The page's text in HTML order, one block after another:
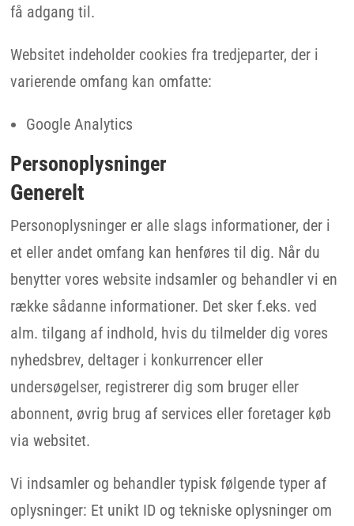
få adgang til.
Websitet indeholder cookies fra tredjeparter, der i
varierende omfang kan omfatte:
Google Analytics
Personoplysninger
Generelt
Personoplysninger er alle slags informationer, der i
et eller andet omfang kan henføres til dig. Når du
benytter vores website indsamler og behandler vi en
række sådanne informationer. Det sker f.eks. ved
alm. tilgang af indhold, hvis du tilmelder dig vores
nyhedsbrev, deltager i konkurrencer eller
undersøgelser, registrerer dig som bruger eller
abonnent, øvrig brug af services eller foretager køb
via websitet.
Vi indsamler og behandler typisk følgende typer af
oplysninger: Et unikt ID og tekniske oplysninger om